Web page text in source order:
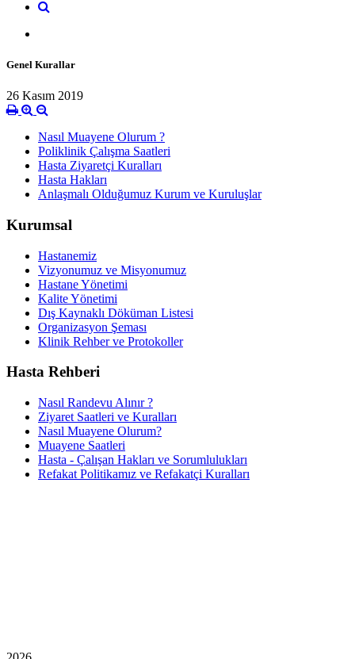
Genel Kurallar
26 Kasım 2019
Nasıl Muayene Olurum ?
Poliklinik Çalışma Saatleri
Hasta Ziyaretçi Kuralları
Hasta Hakları
Anlaşmalı Olduğumuz Kurum ve Kuruluşlar
Kurumsal
Hastanemiz
Vizyonumuz ve Misyonumuz
Hastane Yönetimi
Kalite Yönetimi
Dış Kaynaklı Döküman Listesi
Organizasyon Şeması
Klinik Rehber ve Protokoller
Hasta Rehberi
Nasıl Randevu Alınır ?
Ziyaret Saatleri ve Kuralları
Nasıl Muayene Olurum?
Muayene Saatleri
Hasta - Çalışan Hakları ve Sorumlulukları
Refakat Politikamız ve Refakatçi Kuralları